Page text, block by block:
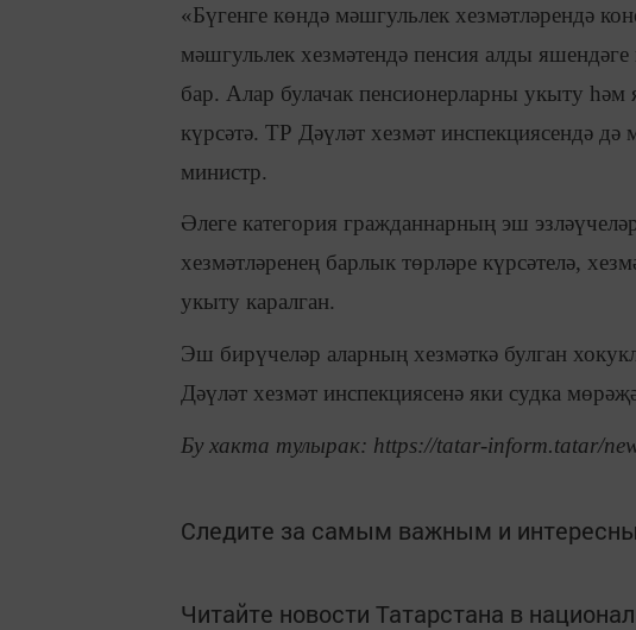
«Бүгенге көндә мәшгульлек хезмәтләрендә
мәшгульлек хезмәтендә пенсия алды
бар. Алар булачак пенсионерларны укыту һәм
күрсәтә. ТР Дәүләт хезмәт инспекциясендә
министр.
Әлеге категория гражданнарның эш
хезмәтләренең барлык төрләре күрсәтелә,
укыту каралган.
Эш бирүчеләр аларның хезмәткә булган
Дәүләт хезмәт инспекциясенә яки судка
Бу хакта тулырак: https://tatar-inform.tatar/
Следите за самым важным и
Читайте новости Татарстана в